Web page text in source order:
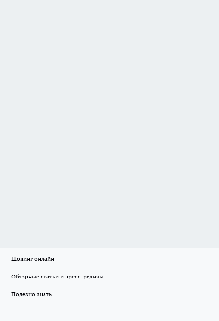
Шопинг онлайн
Обзорные статьи и пресс-релизы
Полезно знать